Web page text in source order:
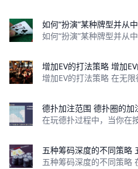
增加EV的打法策略 增加
德扑加注范围 德扑圈的加